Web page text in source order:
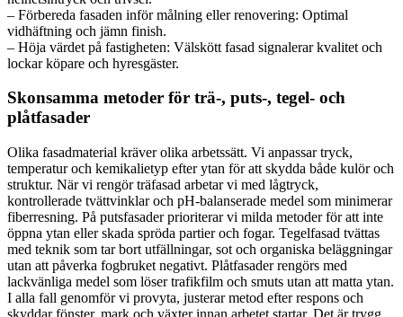
– Förbereda fasaden inför målning eller renovering: Optimal
vidhäftning och jämn finish.
– Höja värdet på fastigheten: Välskött fasad signalerar kvalitet och
lockar köpare och hyresgäster.
Skonsamma metoder för trä-, puts-, tegel- och
plåtfasader
Olika fasadmaterial kräver olika arbetssätt. Vi anpassar tryck,
temperatur och kemikalietyp efter ytan för att skydda både kulör och
struktur. När vi rengör träfasad arbetar vi med lågtryck,
kontrollerade tvättvinklar och pH-balanserade medel som minimerar
fiberresning. På putsfasader prioriterar vi milda metoder för att inte
öppna ytan eller skada spröda partier och fogar. Tegelfasad tvättas
med teknik som tar bort utfällningar, sot och organiska beläggningar
utan att påverka fogbruket negativt. Plåtfasader rengörs med
lackvänliga medel som löser trafikfilm och smuts utan att matta ytan.
I alla fall genomför vi provyta, justerar metod efter respons och
skyddar fönster, mark och växter innan arbetet startar. Det är trygg,